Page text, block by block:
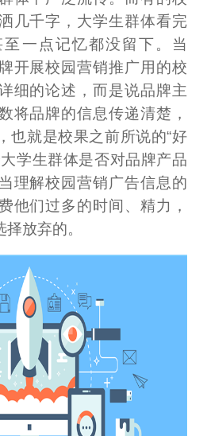
几千字，大学生群体看完
一点记忆都没留下。当
开展校园营销推广用的校
细的论述，而是说品牌主
将品牌的信息传递清楚，
也就是校果之前所说的“好
学生群体是否对品牌产品
理解校园营销广告信息的
他们过多的时间、精力，
放弃的。